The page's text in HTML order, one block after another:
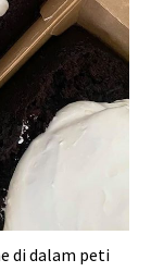
di dalam peti